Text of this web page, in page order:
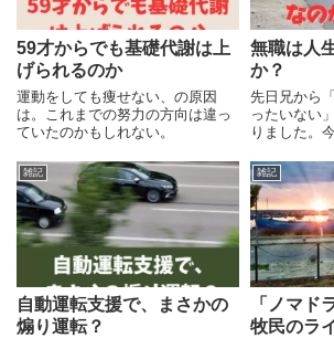
59才からでも基礎代謝は上
げられるのか
運動をしても痩せない、の原因
は。これまでの努力の方向は違っ
ていたのかもしれない。
無職は人
か？
先日兄から
ったいない
りました。
てつぶやきま
雑記
自動運転支援で、まさかの
煽り運転？
雑記
「ノマド
牧民のラ